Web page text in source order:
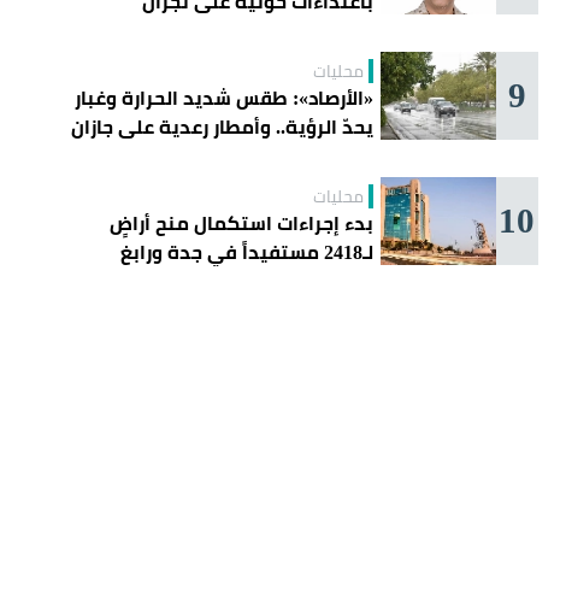
9 محليات
«الأرصاد»: طقس شديد الحرارة وغبار
يحدّ الرؤية.. وأمطار رعدية على جازان
10 محليات
بدء إجراءات استكمال منح أراضٍ
لـ2418 مستفيداً في جدة ورابغ